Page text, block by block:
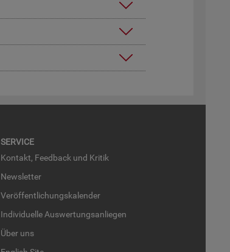
SER­VICE
Kon­takt, Feed­back und Kri­tik
News­let­ter
Ver­öf­fent­li­chungs­ka­len­der
In­di­vi­du­el­le Aus­wer­tungs­an­lie­gen
Über uns